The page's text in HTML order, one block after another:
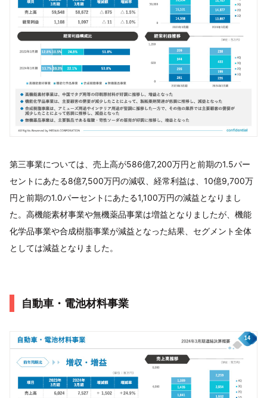
第三事業については、売上高が586億7,200万円と前期の1.5パー
セントにあたる8億7,500万円の減収、経常利益は、10億9,700万
円と前期の1.0パーセントにあたる1,100万円の減益となりまし
た。高機能素材事業や無機薬品事業は増益となりましたが、機能
化学品事業や合成樹脂事業が減益となった結果、セグメント全体
としては減益となりました。
自動車・電池材料事業